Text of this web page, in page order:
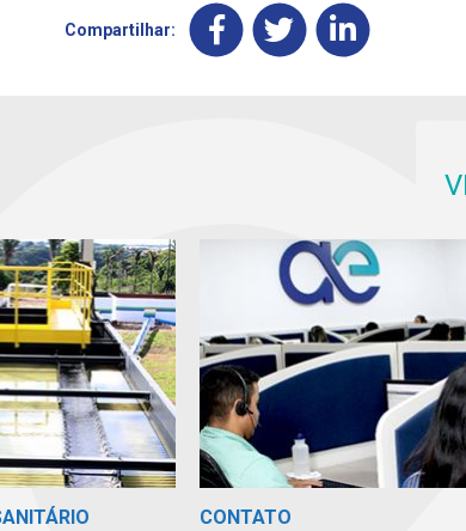
Compartilhar:
CONTATO